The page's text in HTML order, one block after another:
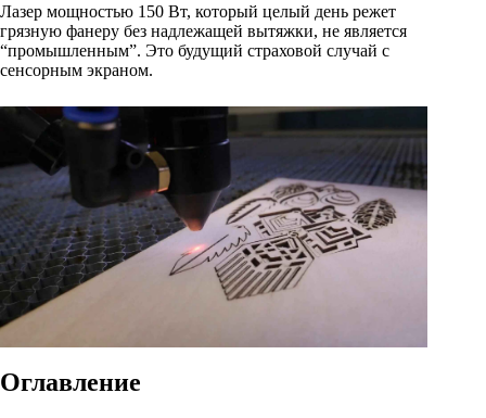
Лазер мощностью 150 Вт, который целый день режет
грязную фанеру без надлежащей вытяжки, не является
“промышленным”. Это будущий страховой случай с
сенсорным экраном.
Оглавление